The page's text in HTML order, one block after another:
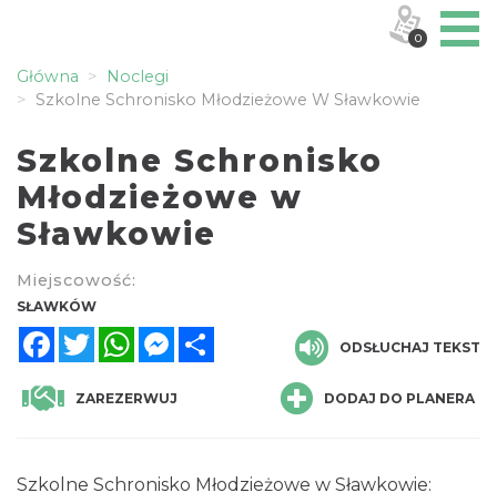
Główna
Noclegi
Szkolne Schronisko Młodzieżowe W Sławkowie
Szkolne Schronisko
Młodzieżowe w
Sławkowie
Miejscowość:
SŁAWKÓW
FacebookTwitterWhatsAppMessenger
ODSŁUCHAJ TEKST
ZAREZERWUJ DODAJ DO PLANERA
Szkolne Schronisko Młodzieżowe w Sławkowie:
0